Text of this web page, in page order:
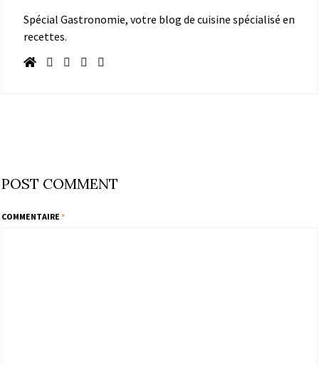
Spécial Gastronomie, votre blog de cuisine spécialisé en
recettes.
POST COMMENT
COMMENTAIRE *